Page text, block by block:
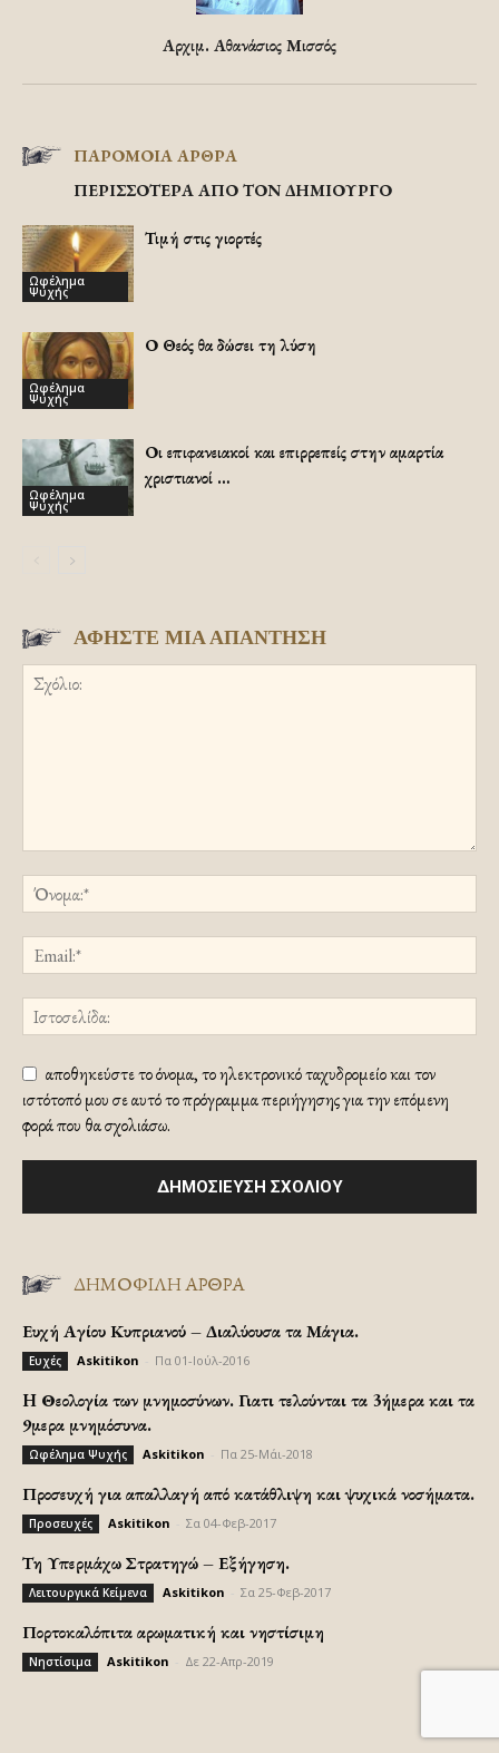
Αρχιμ. Αθανάσιος Μισσός
ΠΑΡΟΜΟΙΑ ΑΡΘΡΑ
ΠΕΡΙΣΣΟΤΕΡΑ ΑΠΟ ΤΟΝ ΔΗΜΙΟΥΡΓΟ
Ωφέλημα
Ψυχής
Τιμή στις γιορτές
Ωφέλημα
Ψυχής
Ο Θεός θα δώσει τη λύση
Ωφέλημα
Ψυχής
Οι επιφανειακοί και επιρρεπείς στην αμαρτία
χριστιανοί …
ΑΦΗΣΤΕ ΜΙΑ ΑΠΑΝΤΗΣΗ
αποθηκεύστε το όνομα, το ηλεκτρονικό ταχυδρομείο και τον
ιστότοπό μου σε αυτό το πρόγραμμα περιήγησης για την επόμενη
φορά που θα σχολιάσω.
ΔΗΜΟΦΙΛΗ ΑΡΘΡΑ
Ευχή Αγίου Κυπριανού – Διαλύουσα τα Μάγια.
Ευχές Askitikon Πα 01-Ιούλ-2016
H Θεολογία των μνημοσύνων. Γιατι τελούνται τα 3ήμερα και τα
9μερα μνημόσυνα.
Ωφέλημα Ψυχής Askitikon Πα 25-Μάι-2018
Προσευχή για απαλλαγή από κατάθλιψη και ψυχικά νοσήματα.
Προσευχές Askitikon Σα 04-Φεβ-2017
Τη Υπερμάχω Στρατηγώ – Εξήγηση.
Λειτουργικά Κείμενα Askitikon Σα 25-Φεβ-2017
Πορτοκαλόπιτα αρωματική και νηστίσιμη
Νηστίσιμα Askitikon Δε 22-Απρ-2019